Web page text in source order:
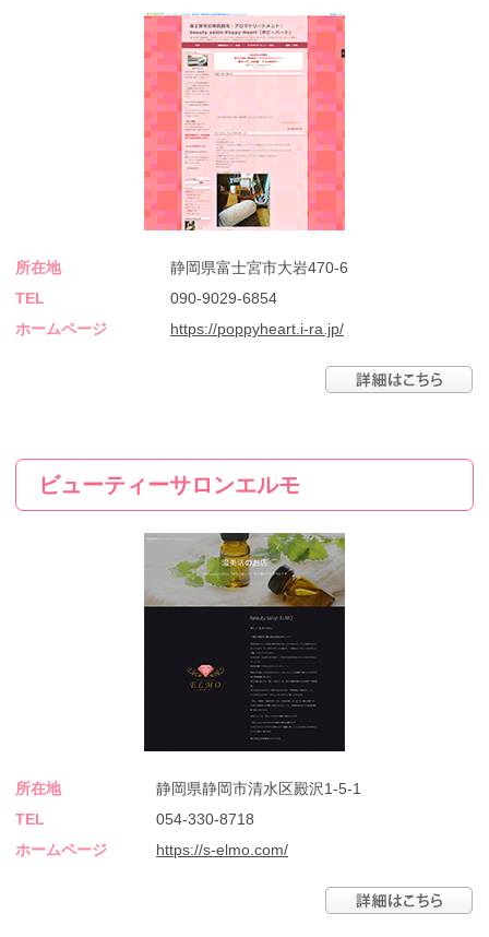
所在地
静岡県富士宮市大岩470-6
TEL
090-9029-6854
ホームページ
https://poppyheart.i-ra.jp/
ビューティーサロンエルモ
所在地
静岡県静岡市清水区殿沢1-5-1
TEL
054-330-8718
ホームページ
https://s-elmo.com/